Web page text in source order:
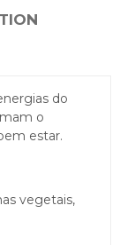
do
o
estar.
vegetais,